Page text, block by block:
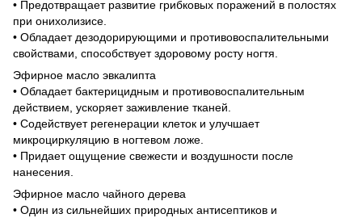
• Предотвращает развитие грибковых поражений в полостях
при онихолизисе.
• Обладает дезодорирующими и противовоспалительными
свойствами, способствует здоровому росту ногтя.
Эфирное масло эвкалипта
• Обладает бактерицидным и противовоспалительным
действием, ускоряет заживление тканей.
• Содействует регенерации клеток и улучшает
микроциркуляцию в ногтевом ложе.
• Придает ощущение свежести и воздушности после
нанесения.
Эфирное масло чайного дерева
• Один из сильнейших природных антисептиков и